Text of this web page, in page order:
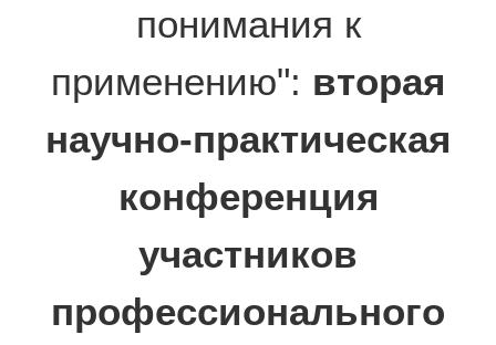
понимания к
применению": вторая
научно-практическая
конференция
участников
профессионального